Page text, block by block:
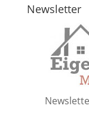
Newsletter